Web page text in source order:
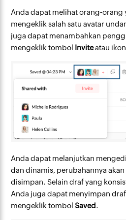
Anda dapat melihat orang-
mengeklik salah satu avatar
juga dapat menambahkan
mengeklik tombol Inviteatau
Anda dapat melanjutkan
dan dinamis, perubahannya
disimpan. Selain draf yang
Anda juga dapat menyimpan
mengeklik tombolSaved.